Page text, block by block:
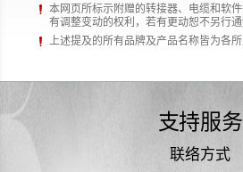
本网页所标示附赠的转接器、电缆和软
有调整变动的权利，若有更动恕不另行通
上述提及的所有品牌及产品名称皆为各所
支持服务
联络方式